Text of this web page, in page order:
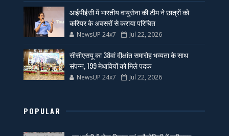
आईपीईसी में भारतीय वायुसेना की टीम ने छात्रों को
करियर के अवसरों से कराया परिचित
NewsUP 24x7 Jul 22, 2026
सीसीएसयू का 38वां दीक्षांत समारोह भव्यता के साथ
संपन्न, 199 मेधावियों को मिले पदक
NewsUP 24x7 Jul 22, 2026
POPULAR